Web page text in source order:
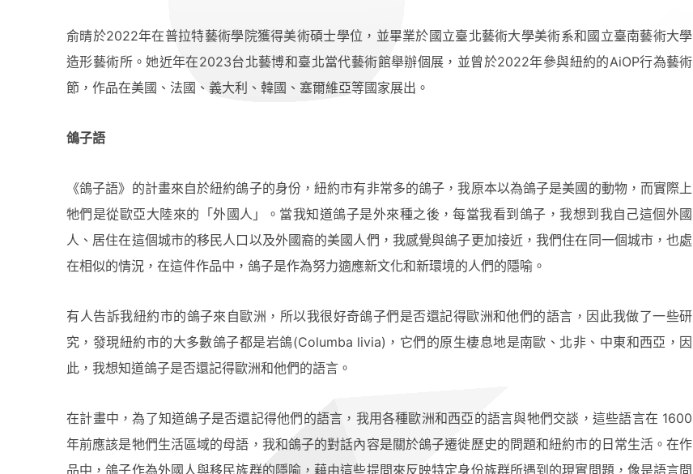
俞晴於2022年在普拉特藝術學院獲得美術碩士學位，並畢業於國立臺北藝術大學美術系和國立臺南藝術大學
造形藝術所。她近年在2023台北藝博和臺北當代藝術館舉辦個展，並曾於2022年參與紐約的AiOP行為藝術
節，作品在美國、法國、義大利、韓國、塞爾維亞等國家展出。
鴿子語
《鴿子語》的計畫來自於紐約鴿子的身份，紐約市有非常多的鴿子，我原本以為鴿子是美國的動物，而實際上
牠們是從歐亞大陸來的「外國人」。當我知道鴿子是外來種之後，每當我看到鴿子，我想到我自己這個外國
人、居住在這個城市的移⺠人口以及外國裔的美國人們，我感覺與鴿子更加接近，我們住在同一個城市，也處
在相似的情況，在這件作品中，鴿子是作為努力適應新文化和新環境的人們的隱喻。
有人告訴我紐約市的鴿子來自歐洲，所以我很好奇鴿子們是否還記得歐洲和他們的語言，因此我做了一些研
究，發現紐約市的大多數鴿子都是岩鴿(Columba livia)，它們的原生棲息地是南歐、北非、中東和⻄亞，因
此，我想知道鴿子是否還記得歐洲和他們的語言。
在計畫中，為了知道鴿子是否還記得他們的語言，我用各種歐洲和⻄亞的語言與牠們交談，這些語言在 1600
年前應該是牠們生活區域的母語，我和鴿子的對話內容是關於鴿子遷徙歷史的問題和紐約市的日常生活。在作
品中，鴿子作為外國人與移⺠族群的隱喻，藉由這些提問來反映特定身份族群所遇到的現實問題，像是語言問